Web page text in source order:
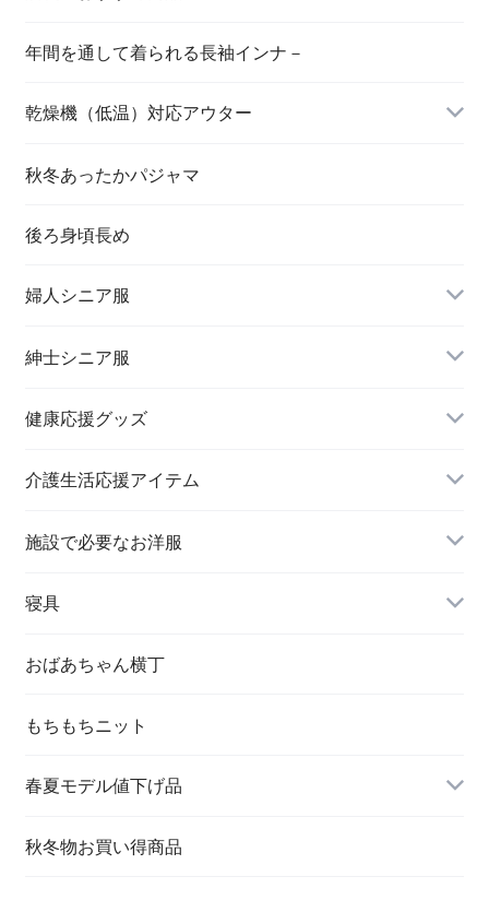
年間を通して着られる長袖インナ－
乾燥機（低温）対応アウター
秋冬あったかパジャマ
後ろ身頃長め
婦人シニア服
トップス
紳士シニア服
スラックス
健康応援グッズ
介護生活応援アイテム
施設で必要なお洋服
婦人 トップス
寝具
おばあちゃん横丁
もちもちニット
春夏モデル値下げ品
秋冬物お買い得商品